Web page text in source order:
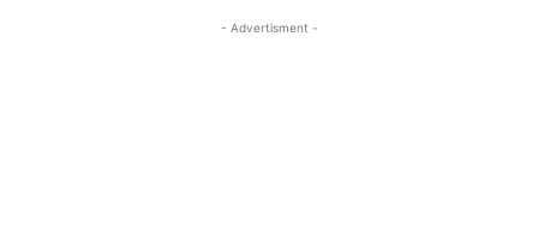
- Advertisment -